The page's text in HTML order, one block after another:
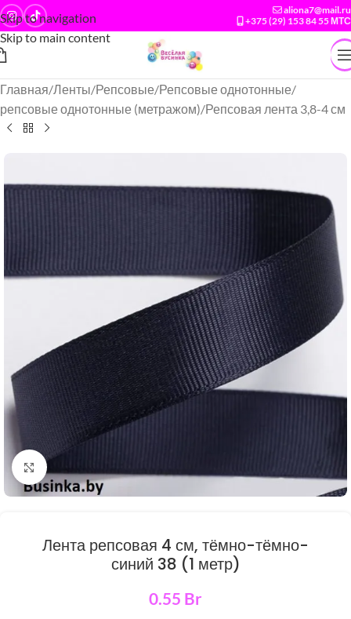
Skip to navigation
Skip to main content
aliona7@mail.ru
+375 (29) 153 84 55 МТС
Главная/Ленты/Репсовые/Репсовые однотонные/
репсовые однотонные (метражом)/Репсовая лента 3,8-4 см
Нажмите, чтобы увеличить
Лента репсовая 4 см, тёмно-тёмно-
синий 38 (1 метр)
0.55 Br